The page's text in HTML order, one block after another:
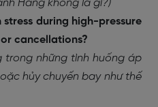
Hàng không là gì?)
during high-pressure
cancellations?
trong những tình huống áp
hủy chuyến bay như thế